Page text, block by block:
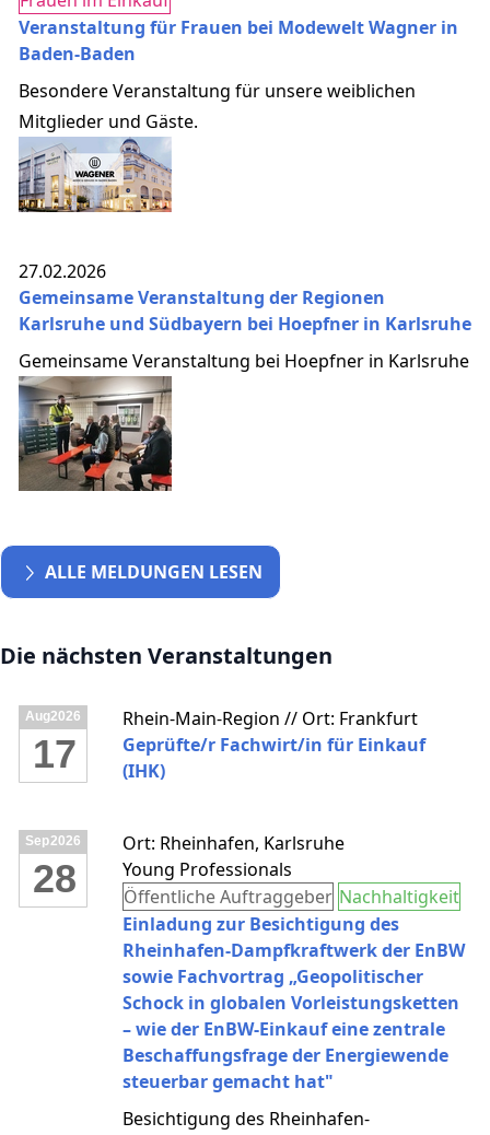
Veranstaltung für Frauen bei Modewelt Wagner in
Baden-Baden
Besondere Veranstaltung für unsere weiblichen
Mitglieder und Gäste.
27.02.2026
Gemeinsame Veranstaltung der Regionen
Karlsruhe und Südbayern bei Hoepfner in Karlsruhe
Gemeinsame Veranstaltung bei Hoepfner in Karlsruhe
ALLE MELDUNGEN LESEN
Die nächsten Veranstaltungen
Aug2026
17
Rhein-Main-Region // Ort: Frankfurt
Geprüfte/r Fachwirt/in für Einkauf
(IHK)
Sep2026
28
Ort: Rheinhafen, Karlsruhe
Young Professionals
Öffentliche Auftraggeber Nachhaltigkeit
Einladung zur Besichtigung des
Rheinhafen-Dampfkraftwerk der EnBW
sowie Fachvortrag „Geopolitischer
Schock in globalen Vorleistungsketten
– wie der EnBW-Einkauf eine zentrale
Beschaffungsfrage der Energiewende
steuerbar gemacht hat"
Besichtigung des Rheinhafen-